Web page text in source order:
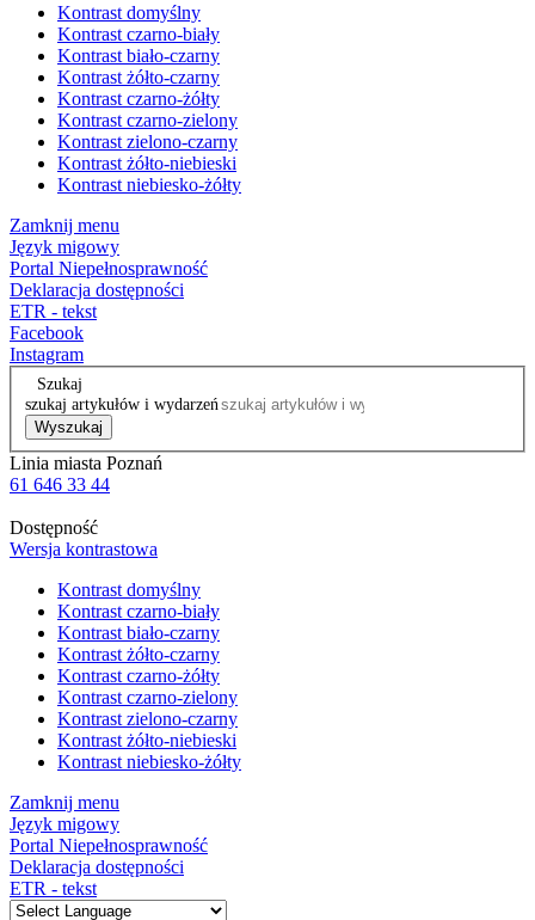
Kontrast domyślny
Kontrast czarno-biały
Kontrast biało-czarny
Kontrast żółto-czarny
Kontrast czarno-żółty
Kontrast czarno-zielony
Kontrast zielono-czarny
Kontrast żółto-niebieski
Kontrast niebiesko-żółty
Zamknij menu
Język migowy
Portal Niepełnosprawność
Deklaracja dostępności
ETR - tekst
Facebook
Instagram
Szukaj
szukaj artykułów i wydarzeń
Wyszukaj
Linia miasta Poznań
61 646 33 44
Dostępność
Wersja kontrastowa
Kontrast domyślny
Kontrast czarno-biały
Kontrast biało-czarny
Kontrast żółto-czarny
Kontrast czarno-żółty
Kontrast czarno-zielony
Kontrast zielono-czarny
Kontrast żółto-niebieski
Kontrast niebiesko-żółty
Zamknij menu
Język migowy
Portal Niepełnosprawność
Deklaracja dostępności
ETR - tekst